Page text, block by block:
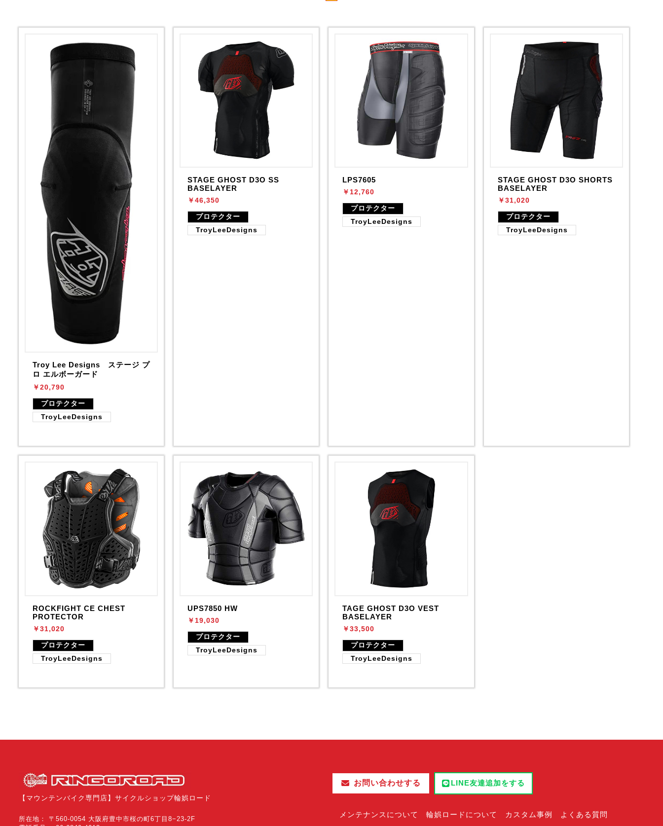
Troy Lee Designs ステージ プ
ロ エルボーガード
￥20,790
プロテクター
TroyLeeDesigns
STAGE GHOST D3O SS
BASELAYER
￥46,350
プロテクター
TroyLeeDesigns
LPS7605
￥12,760
プロテクター
TroyLeeDesigns
STAGE GHOST D3O SHORTS
BASELAYER
￥31,020
プロテクター
TroyLeeDesigns
ROCKFIGHT CE CHEST
PROTECTOR
￥31,020
プロテクター
TroyLeeDesigns
UPS7850 HW
￥19,030
プロテクター
TroyLeeDesigns
TAGE GHOST D3O VEST
BASELAYER
￥33,500
プロテクター
TroyLeeDesigns
【マウンテンバイク専門店】サイクルショップ輪娯ロード
所在地： 〒560-0054 大阪府豊中市桜の町6丁目8−23-2F
お問い合わせする LINE友達追加をする
メンテナンスについて 輪娯ロードについて カスタム事例 よくある質問